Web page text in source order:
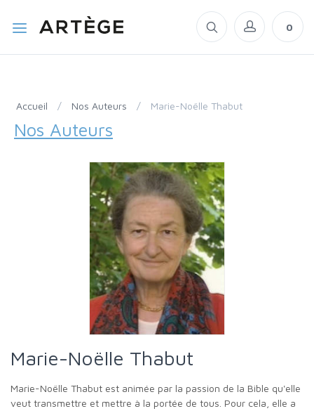
0
Accueil / Nos Auteurs / Marie-Noëlle Thabut
Nos Auteurs
Marie-Noëlle Thabut
Marie-Noëlle Thabut est animée par la passion de la Bible qu'elle
veut transmettre et mettre à la portée de tous. Pour cela, elle a